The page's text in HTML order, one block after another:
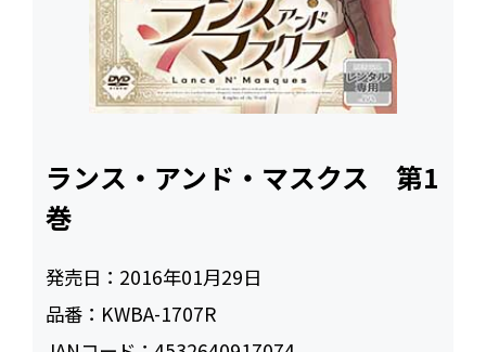
ランス・アンド・マスクス 第1
巻
発売日： 2016年01月29日
品番： KWBA-1707R